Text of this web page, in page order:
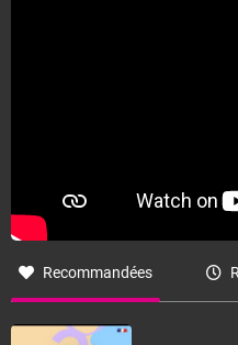
Recommandées